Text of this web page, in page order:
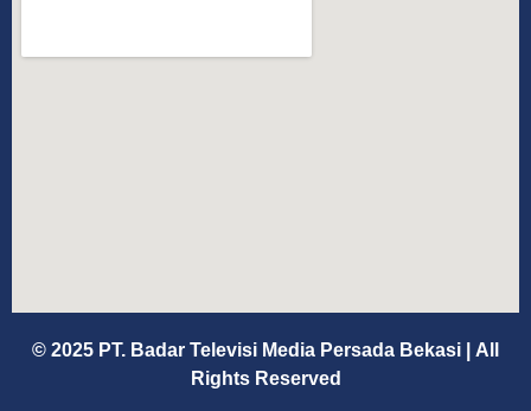
© 2025 PT. Badar Televisi Media Persada Bekasi
All
Rights Reserved